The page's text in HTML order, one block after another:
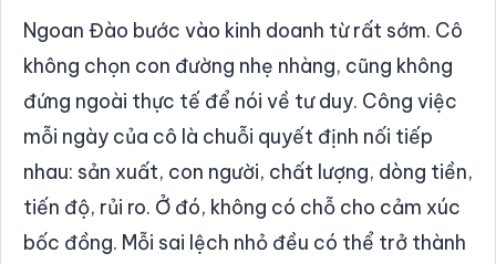
Ngoan Đào bước vào kinh doanh từ rất sớm. Cô
không chọn con đường nhẹ nhàng, cũng không
đứng ngoài thực tế để nói về tư duy. Công việc
mỗi ngày của cô là chuỗi quyết định nối tiếp
nhau: sản xuất, con người, chất lượng, dòng tiền,
tiến độ, rủi ro. Ở đó, không có chỗ cho cảm xúc
bốc đồng. Mỗi sai lệch nhỏ đều có thể trở thành